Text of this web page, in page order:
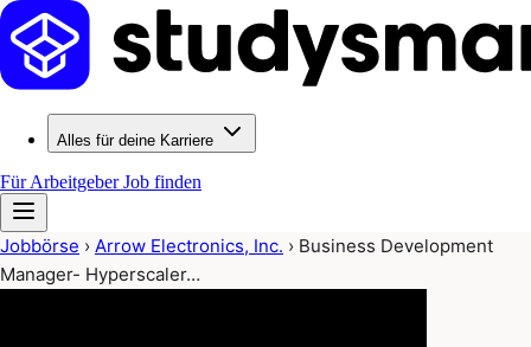
Alles für deine Karriere
Für ArbeitgeberJob finden
Jobbörse › Arrow Electronics, Inc. › Business Development
Manager- Hyperscaler…